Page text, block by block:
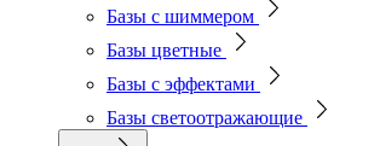
Базы с шиммером
Базы цветные
Базы с эффектами
Базы светоотражающие